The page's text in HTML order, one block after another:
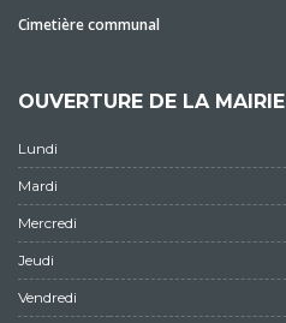
Cimetière communal
OUVERTURE DE LA MAIRIE
Lundi
Mardi
Mercredi
Jeudi
Vendredi